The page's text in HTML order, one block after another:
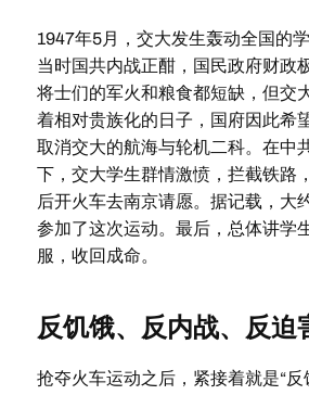
1947年5月，交大发生轰动全国的
当时国共内战正酣，国民政府财政
将士们的军火和粮食都短缺，但交
着相对贵族化的日子，国府因此希
取消交大的航海与轮机二科。在中
下，交大学生群情激愤，拦截铁路
后开火车去南京请愿。据记载，大
参加了这次运动。最后，总体讲学
服，收回成命。
反饥饿、反内战、反迫
抢夺火车运动之后，紧接着就是“反